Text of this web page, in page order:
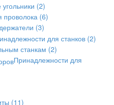
(2)
проволока (6)
(3)
для станков (2)
станкам (2)
Принадлежности для
(11)